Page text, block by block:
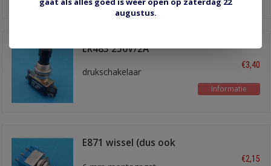
ER483 250V/2A
drukschakelaar
€3,40
Informatie
E871 wissel (dus ook
€2,15
augustus.